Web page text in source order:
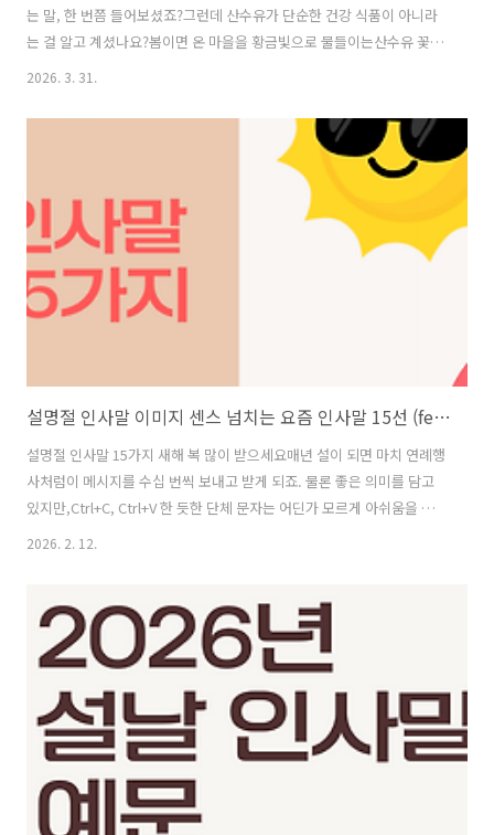
는 말, 한 번쯤 들어보셨죠?그런데 산수유가 단순한 건강 식품이 아니라
는 걸 알고 계셨나요?봄이면 온 마을을 황금빛으로 물들이는산수유 꽃에
는 아름다운 꽃말과 수천 년의 전설이 담겨 있습니다.매화보다 이르고,
작됩니다.이 글에서는 산수유 꽃말, 꽃 피는 시기,그리고 열매의 건강 효
능까지 한눈에 정리해 드립니다.산수유를 단순히 몸에 좋은 것정도로만
알고 있었다면,지금부터 제대로 알아볼 차례입니다. 산수유 꽃말: 영원
불멸의 사랑에 담긴 전설 산수유 꽃말은 "영원불멸의 사랑"입니다. 이 밖
에도 "기대", "탄생의 기쁨", "지속", "불변"이라는 꽃말도 함께 전해집
니다..
2026. 3. 31.
설명절 인사말 이미지 센스 넘치는 요즘 인사말 15선 (feat. 재치, 감성, 응원)
설명절 인사말 15가지 새해 복 많이 받으세요매년 설이 되면 마치 연례행
사처럼이 메시지를 수십 번씩 보내고 받게 되죠. 물론 좋은 의미를 담고
있지만,Ctrl+C, Ctrl+V 한 듯한 단체 문자는 어딘가 모르게 아쉬움을 남
깁니다.​올해만큼은 조금 다르게,받는 사람이 "오, 센스 있는데?" 하며 미
설날 인사말 15가지를 엄선해 왔습니다.상황에 맞게 골라 쓰기만 하세
요!Part 1. 빵 터지는 재미! 위트와 유머를 담은 인사말 가까운 친구나 동
료에게 유쾌한 웃음을 선물하고 싶다면 이만한 게 없죠. 1. 설 연휴 급찐
살은 급 찐 행복의 증거!행복 가득 찌우는 명절 보..
2026. 2. 12.